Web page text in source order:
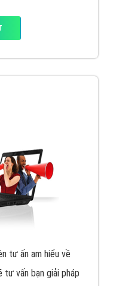
tư ấn am hiểu về
tư vấn bạn giải pháp